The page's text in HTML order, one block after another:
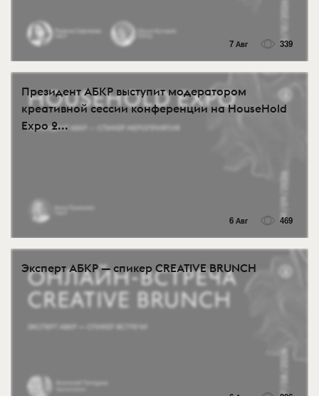
7 Авг 339
Президент АБКР выступит модератором
креативной сессии конференции на HouseHold
Expo 2...
6 Авг 469
Эксперт АБКР — спикер CREATIVE BRUNCH